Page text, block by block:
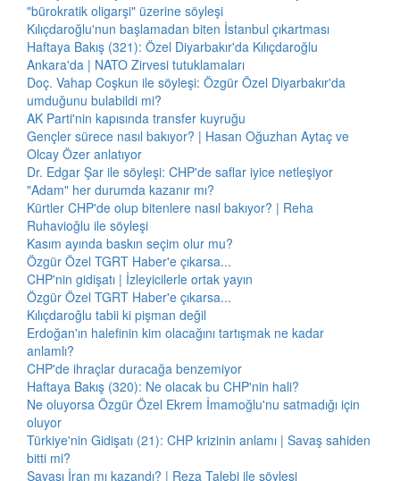
"bürokratik oligarşi" üzerine söyleşi
Kılıçdaroğlu'nun başlamadan biten İstanbul çıkartması
Haftaya Bakış (321): Özel Diyarbakır'da Kılıçdaroğlu
Ankara'da | NATO Zirvesi tutuklamaları
Doç. Vahap Coşkun ile söyleşi: Özgür Özel Diyarbakır'da
umduğunu bulabildi mi?
AK Parti'nin kapısında transfer kuyruğu
Gençler sürece nasıl bakıyor? | Hasan Oğuzhan Aytaç ve
Olcay Özer anlatıyor
Dr. Edgar Şar ile söyleşi: CHP'de saflar iyice netleşiyor
"Adam" her durumda kazanır mı?
Kürtler CHP'de olup bitenlere nasıl bakıyor? | Reha
Ruhavioğlu ile söyleşi
Kasım ayında baskın seçim olur mu?
Özgür Özel TGRT Haber'e çıkarsa...
CHP'nin gidişatı | İzleyicilerle ortak yayın
Özgür Özel TGRT Haber'e çıkarsa...
Kılıçdaroğlu tabii ki pişman değil
Erdoğan'ın halefinin kim olacağını tartışmak ne kadar
anlamlı?
CHP'de ihraçlar duracağa benzemiyor
Haftaya Bakış (320): Ne olacak bu CHP'nin hali?
Ne oluyorsa Özgür Özel Ekrem İmamoğlu'nu satmadığı için
oluyor
Türkiye'nin Gidişatı (21): CHP krizinin anlamı | Savaş sahiden
bitti mi?
Savaşı İran mı kazandı? | Reza Talebi ile söyleşi